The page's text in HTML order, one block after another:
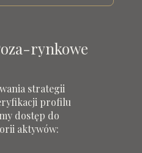
rynkowe
strategii
profilu
dostęp do
aktywów: